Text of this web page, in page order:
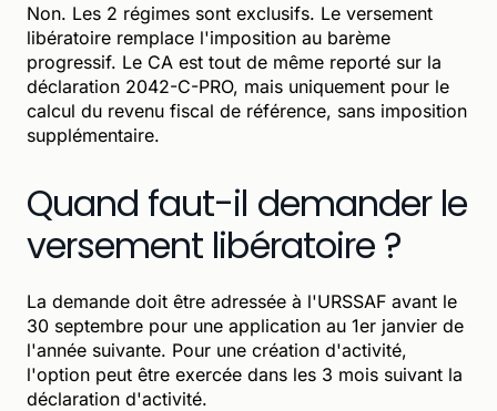
Non. Les 2 régimes sont exclusifs. Le versement
libératoire remplace l'imposition au barème
progressif. Le CA est tout de même reporté sur la
déclaration 2042-C-PRO, mais uniquement pour le
calcul du revenu fiscal de référence, sans imposition
supplémentaire.
Quand faut-il demander le
versement libératoire ?
La demande doit être adressée à l'URSSAF avant le
30 septembre pour une application au 1er janvier de
l'année suivante. Pour une création d'activité,
l'option peut être exercée dans les 3 mois suivant la
déclaration d'activité.